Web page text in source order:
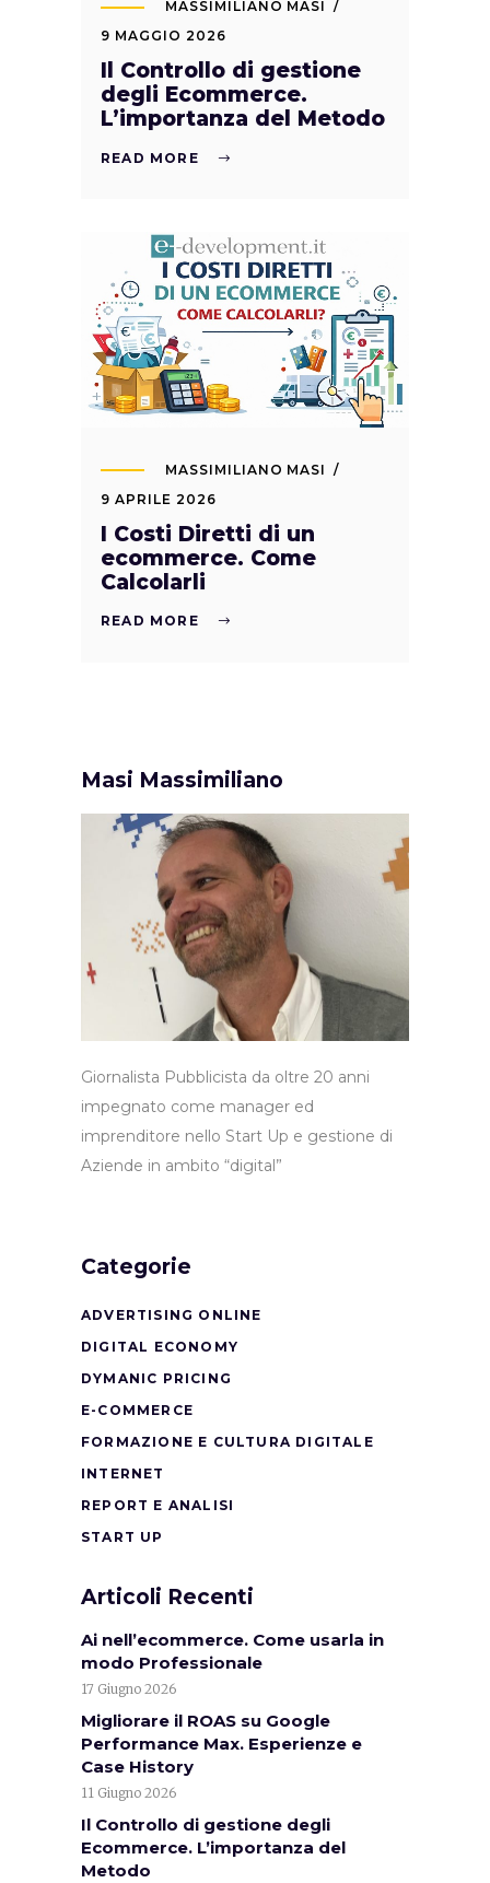
MASSIMILIANO MASI
9 MAGGIO 2026
Il Controllo di gestione
degli Ecommerce.
L’importanza del Metodo
READ MORE
MASSIMILIANO MASI
9 APRILE 2026
I Costi Diretti di un
ecommerce. Come
Calcolarli
READ MORE
Masi Massimiliano
Giornalista Pubblicista da oltre 20 anni
impegnato come manager ed
imprenditore nello Start Up e gestione di
Aziende in ambito “digital”
Categorie
ADVERTISING ONLINE
DIGITAL ECONOMY
DYMANIC PRICING
E-COMMERCE
FORMAZIONE E CULTURA DIGITALE
INTERNET
REPORT E ANALISI
START UP
Articoli Recenti
Ai nell’ecommerce. Come usarla in
modo Professionale
17 Giugno 2026
Migliorare il ROAS su Google
Performance Max. Esperienze e
Case History
11 Giugno 2026
Il Controllo di gestione degli
Ecommerce. L’importanza del
Metodo